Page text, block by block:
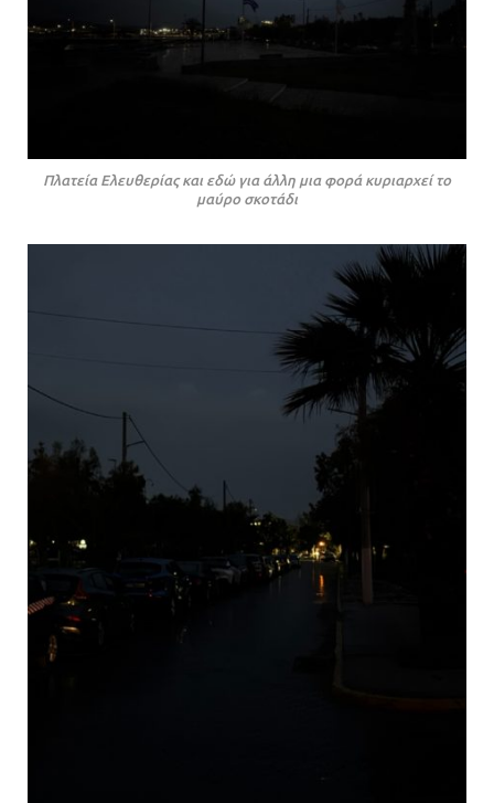
Πλατεία Ελευθερίας και εδώ για άλλη μια φορά κυριαρχεί το
μαύρο σκοτάδι